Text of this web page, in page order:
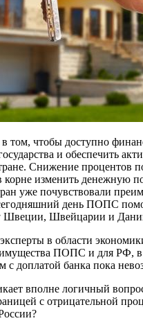
том, чтобы доступно
и обеспечить
Снижение процентов
корне изменить денежную
уже почувствовали
день ПОПС
Швеции, Швейцарии и
в области
ПОПС и для РФ,
с доплатой банка пока
вполне логичный
с отрицательной